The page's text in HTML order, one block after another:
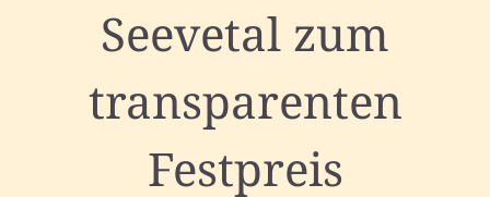
Seevetal zum
transparenten
Festpreis